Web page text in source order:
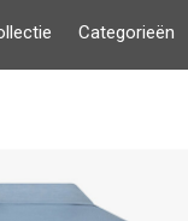
Categorieën